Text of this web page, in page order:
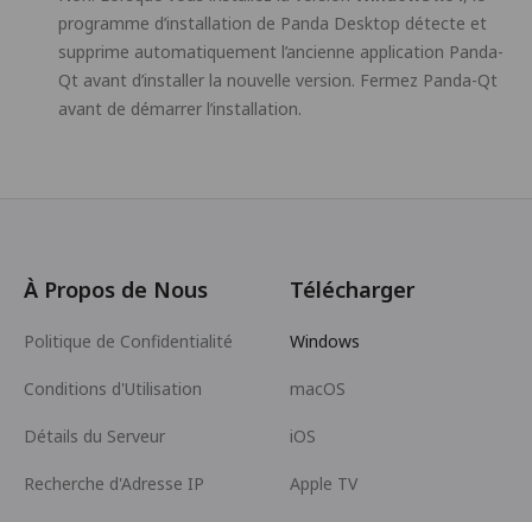
programme d’installation de Panda Desktop détecte et
supprime automatiquement l’ancienne application Panda-
Qt avant d’installer la nouvelle version. Fermez Panda-Qt
avant de démarrer l’installation.
À Propos de Nous
Politique de Confidentialité
Conditions d'Utilisation
Détails du Serveur
Recherche d'Adresse IP
Télécharger
Windows
macOS
iOS
Apple TV